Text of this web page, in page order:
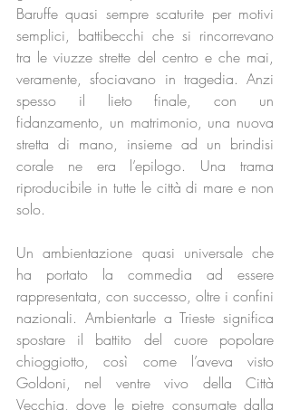
Baruffe quasi sempre scaturite per motivi
semplici, battibecchi che si rincorrevano
tra le viuzze strette del centro e che mai,
veramente, sfociavano in tragedia. Anzi
spesso il lieto finale, con un
fidanzamento, un matrimonio, una nuova
stretta di mano, insieme ad un brindisi
corale ne era l’epilogo. Una trama
riproducibile in tutte le città di mare e non
solo.
Un ambientazione quasi universale che
ha portato la commedia ad essere
rappresentata, con successo, oltre i confini
nazionali. Ambientarle a Trieste significa
spostare il battito del cuore popolare
chioggiotto, così come l’aveva visto
Goldoni, nel ventre vivo della Città
Vecchia, dove le pietre consumate dalla